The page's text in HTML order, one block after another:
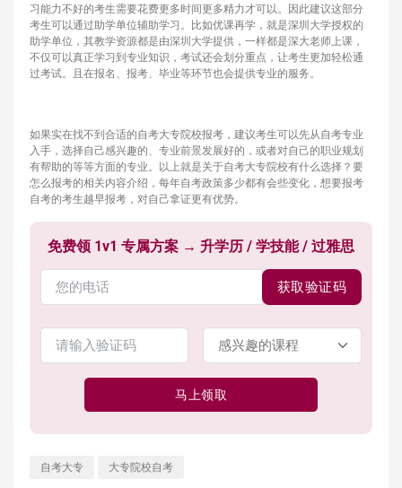
习能力不好的考生需要花费更多时间更多精力才可以。因此建议这部分
考生可以通过助学单位辅助学习。比如优课再学，就是深圳大学授权的
助学单位，其教学资源都是由深圳大学提供，一样都是深大老师上课，
不仅可以真正学习到专业知识，考试还会划分重点，让考生更加轻松通
过考试。且在报名、报考、毕业等环节也会提供专业的服务。
如果实在找不到合适的自考大专院校报考，建议考生可以先从自考专业
入手，选择自己感兴趣的、专业前景发展好的，或者对自己的职业规划
有帮助的等等方面的专业。以上就是关于自考大专院校有什么选择？要
怎么报考的相关内容介绍，每年自考政策多少都有会些变化，想要报考
自考的考生越早报考，对自己拿证更有优势。
免费领 1v1 专属方案 → 升学历 / 学技能 / 过雅思
获取验证码
马上领取
自考大专 大专院校自考